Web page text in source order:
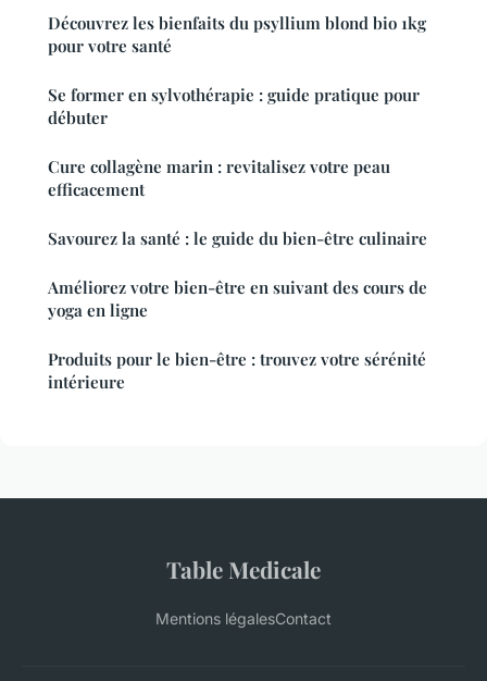
Découvrez les bienfaits du psyllium blond bio 1kg
pour votre santé
Se former en sylvothérapie : guide pratique pour
débuter
Cure collagène marin : revitalisez votre peau
efficacement
Savourez la santé : le guide du bien-être culinaire
Améliorez votre bien-être en suivant des cours de
yoga en ligne
Produits pour le bien-être : trouvez votre sérénité
intérieure
Table Medicale
Mentions légalesContact